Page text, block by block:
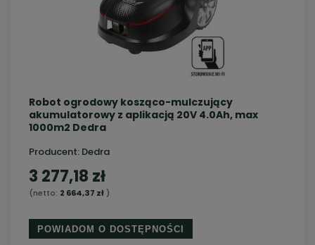
Robot ogrodowy kosząco-mulczujący
akumulatorowy z aplikacją 20V 4.0Ah, max
1000m2 Dedra
Producent: Dedra
3 277,18 zł
(netto: 2 664,37 zł)
POWIADOM O DOSTĘPNOŚCI